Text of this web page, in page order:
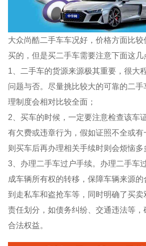
大众尚酷二手车车况好，价格方面比较
买的，但是买二手车需要注意下面这几
1、二手车的货源来源极其重要，很大
问题与否。尽量挑比较大的可靠的二
理制度会相对比较全面；
2、买车的时候，一定要注意检查该车
有欠费或违章行为，假如证照不全或
则买车后再办理相关手续时则会烦恼多
3、办理二手车过户手续。办理二手车
成车辆所有权的转移，保障车辆来源
到走私车和盗抢车等，同时明确了买
责任划分，如债务纠纷、交通违法等
合法权益。